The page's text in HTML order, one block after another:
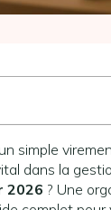
simple
dans la
2026 ? Une